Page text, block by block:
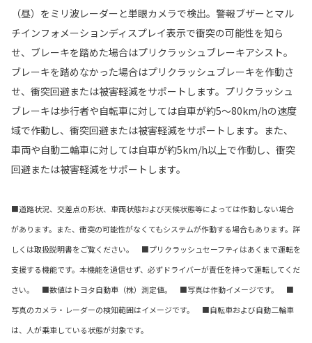
（昼）をミリ波レーダーと単眼カメラで検出。警報ブザーとマル
チインフォメーションディスプレイ表示で衝突の可能性を知ら
せ、ブレーキを踏めた場合はプリクラッシュブレーキアシスト。
ブレーキを踏めなかった場合はプリクラッシュブレーキを作動さ
せ、衝突回避または被害軽減をサポートします。プリクラッシュ
ブレーキは歩行者や自転車に対しては自車が約5〜80km/hの速度
域で作動し、衝突回避または被害軽減をサポートします。また、
車両や自動二輪車に対しては自車が約5km/h以上で作動し、衝突
回避または被害軽減をサポートします。
■道路状況、交差点の形状、車両状態および天候状態等によっては作動しない場合
があります。また、衝突の可能性がなくてもシステムが作動する場合もあります。詳
しくは取扱説明書をご覧ください。 ■プリクラッシュセーフティはあくまで運転を
支援する機能です。本機能を過信せず、必ずドライバーが責任を持って運転してくだ
さい。 ■数値はトヨタ自動車（株）測定値。 ■写真は作動イメージです。 ■
写真のカメラ・レーダーの検知範囲はイメージです。 ■自転車および自動二輪車
は、人が乗車している状態が対象です。